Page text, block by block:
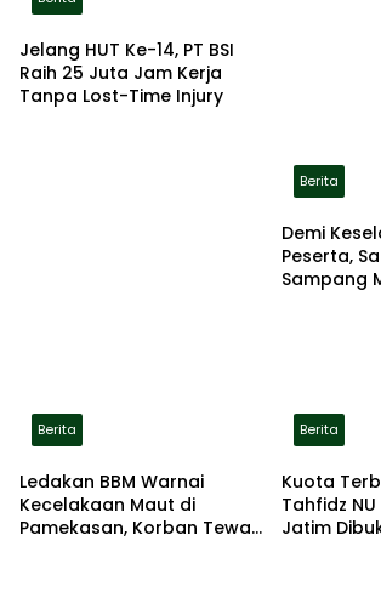
Jelang HUT Ke-14, PT BSI
Raih 25 Juta Jam Kerja
Tanpa Lost-Time Injury
Berita
Demi
Peserta,
Sampang
Berita
Ledakan BBM Warnai
Kecelakaan Maut di
Pamekasan, Korban Tewas
Berita
Kuota
Tahfidz NU
Jatim